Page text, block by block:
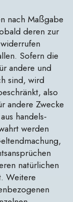
nach Maßgabe
deren zur
Sofern die
andere und
sind, wird
also
andere Zwecke
handels-
werden
natürlichen
Weitere